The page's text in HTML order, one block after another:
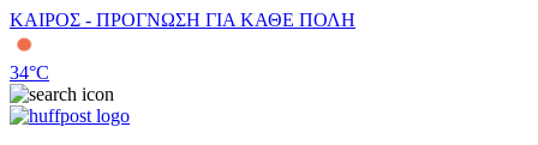
ΚΑΙΡΟΣ - ΠΡΟΓΝΩΣΗ ΓΙΑ ΚΑΘΕ ΠΟΛΗ
34°C